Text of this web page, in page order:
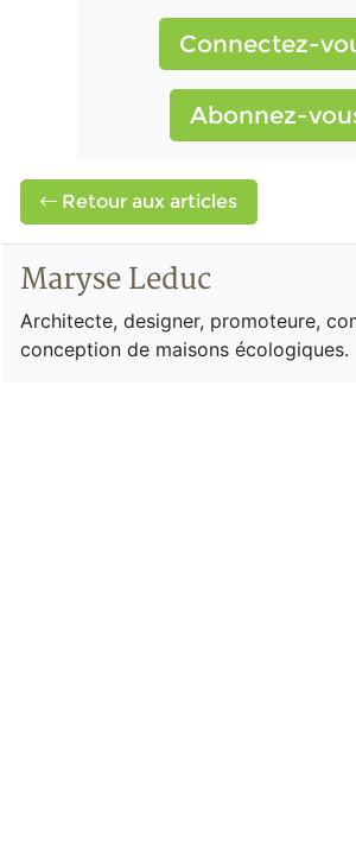
Connectez-
Abonnez-
Retour aux articles
Maryse Leduc
Architecte, designer, promoteure,
conception de maisons écologiques.